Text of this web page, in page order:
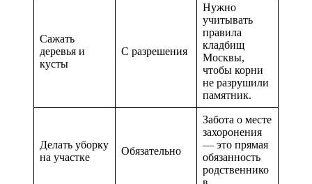
Сажать
деревья и
кусты
С разрешения
Нужно
учитывать
правила
кладбищ
Москвы,
чтобы корни
не разрушили
памятник.
Делать уборку
на участке
Обязательно
Забота о месте
захоронения
— это прямая
обязанность
родственнико